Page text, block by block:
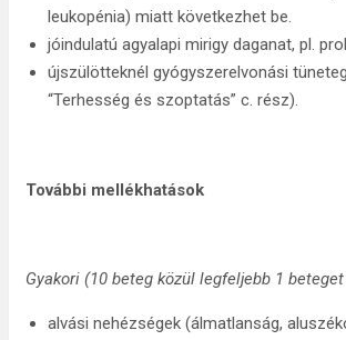
leukopénia) miatt következhet be.
jóindulatú agyalapi mirigy daganat, pl.
újszülötteknél gyógyszerelvonási
“Terhesség és szoptatás” c. rész).
További mellékhatások
Gyakori (10 beteg közül legfeljebb 1
alvási nehézségek (álmatlanság,